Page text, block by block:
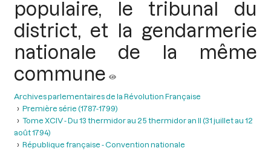
populaire, le tribunal du
district, et la gendarmerie
nationale de la même
commune
Archives parlementaires de la Révolution Française
Première série (1787-1799)
Tome XCIV - Du 13 thermidor au 25 thermidor an II (31 juillet au 12
août 1794)
République française - Convention nationale